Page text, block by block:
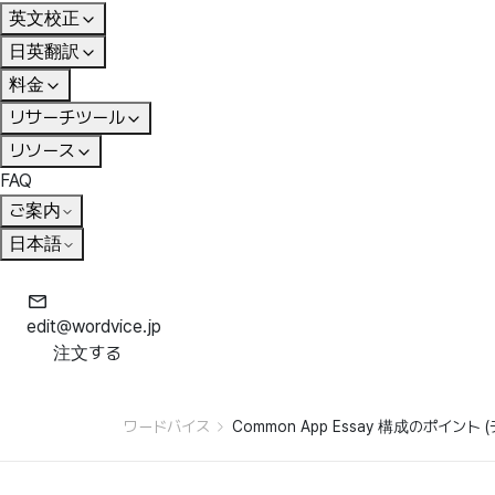
英文校正
日英翻訳
料金
リサーチツール
リソース
FAQ
ご案内
日本語
edit@wordvice.jp
注文する
ワードバイス Common App Essay 構成のポイント (